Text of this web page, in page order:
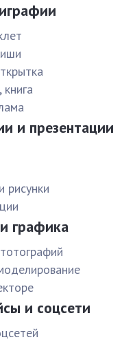
и презентации
рисунки
графика
и соцсети